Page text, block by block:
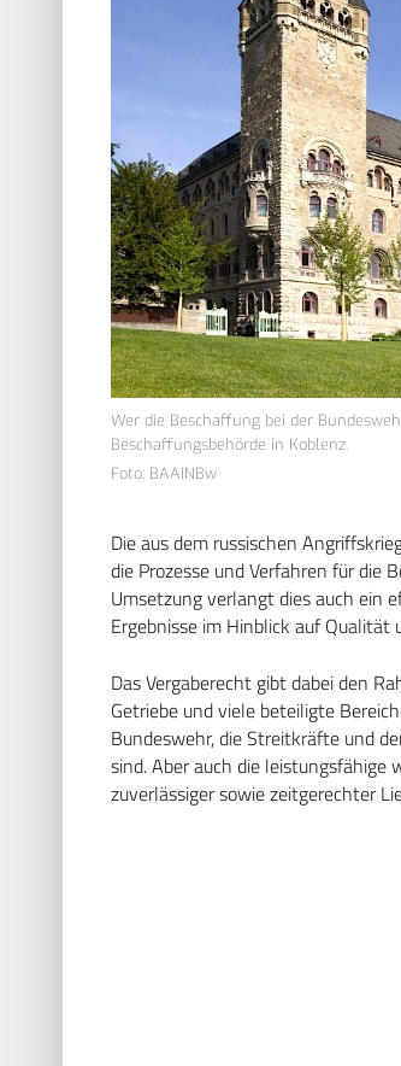
Wer die Beschaffung bei der
Beschaffungsbehörde in Koblenz.
Foto: BAAINBw
Die aus dem russischen
die Prozesse und Verfahren für die
Umsetzung verlangt dies auch ein
Ergebnisse im Hinblick auf
Das Vergaberecht gibt dabei den
Getriebe und viele beteiligte
Bundeswehr, die Streitkräfte und
sind. Aber auch die
zuverlässiger sowie zeitgerechter